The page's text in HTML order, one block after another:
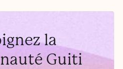
la
Guiti